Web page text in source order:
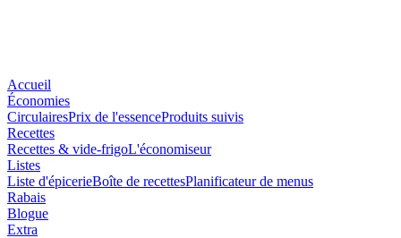
Accueil
Économies
CirculairesPrix de l'essenceProduits suivis
Recettes
Recettes & vide-frigoL'économiseur
Listes
Liste d'épicerieBoîte de recettesPlanificateur de menus
Rabais
Blogue
Extra